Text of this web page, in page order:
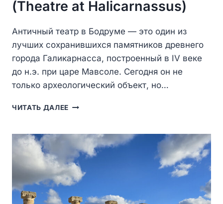
(Theatre at Halicarnassus)
Античный театр в Бодруме — это один из
лучших сохранившихся памятников древнего
города Галикарнасса, построенный в IV веке
до н.э. при царе Мавсоле. Сегодня он не
только археологический объект, но…
ЧИТАТЬ ДАЛЕЕ АНТИЧНЫЙ
БОДРУМЕ
(THEATRE
AT
HALICARNASSUS)